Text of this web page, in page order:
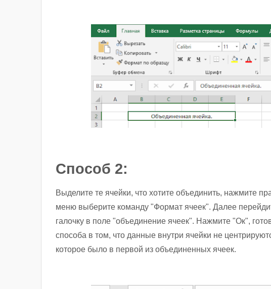
Способ 2:
Выделите те ячейки, что хотите объединить, нажмите
меню выберите команду "Формат ячеек". Далее
галочку в поле "объединение ячеек". Нажмите "Ок",
способа в том, что данные внутри ячейки не
которое было в первой из объединенных ячеек.